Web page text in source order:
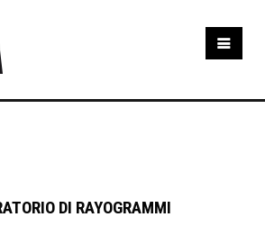
DI RAYOGRAMMI